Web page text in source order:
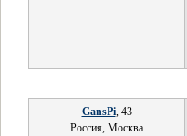
GansPi, 43
Россия, Москва